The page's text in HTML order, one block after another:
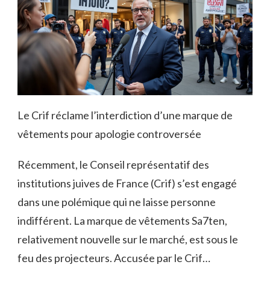
Le Crif réclame l’interdiction d’une marque de
vêtements pour apologie controversée
Récemment, le Conseil représentatif des
institutions juives de France (Crif) s’est engagé
dans une polémique qui ne laisse personne
indifférent. La marque de vêtements Sa7ten,
relativement nouvelle sur le marché, est sous le
feu des projecteurs. Accusée par le Crif…